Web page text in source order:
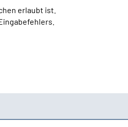
erlaubt ist.